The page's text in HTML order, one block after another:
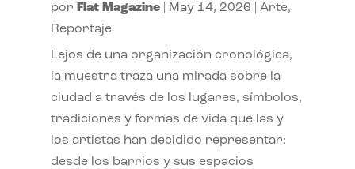
por Flat Magazine| May 14, 2026 Arte,
Reportaje
Lejos de una organización cronológica,
la muestra traza una mirada sobre la
ciudad a través de los lugares, símbolos,
tradiciones y formas de vida que las y
los artistas han decidido representar:
desde los barrios y sus espacios